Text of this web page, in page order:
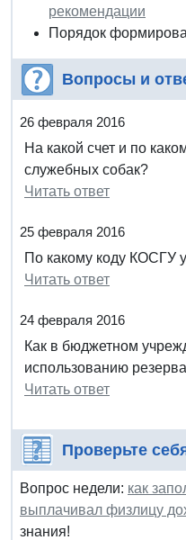
рекомендации
Порядок
Вопросы и
26 февраля 2016
На какой счет и по
служебных собак?
Читать ответ
25 февраля 2016
По какому коду КОСГУ
Читать ответ
24 февраля 2016
Как в бюджетном
использованию
Читать ответ
Проверьте
Вопрос недели: как
выплачивал физлицу
знания!